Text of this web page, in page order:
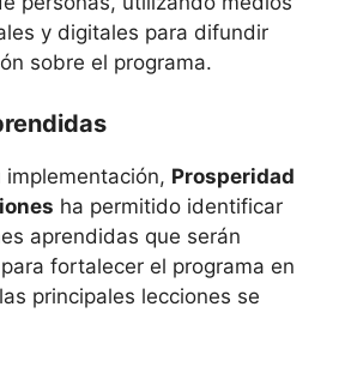
y digitales para difundir
sobre el programa.
Prosperidad
ha permitido identificar
aprendidas que serán
fortalecer el programa en
principales lecciones se